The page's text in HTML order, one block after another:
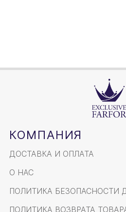
КОМПАНИЯ
ДОСТАВКА И ОПЛАТА
О НАС
ПОЛИТИКА БЕЗОПАСНОСТИ
ПОЛИТИКА ВОЗВРАТА